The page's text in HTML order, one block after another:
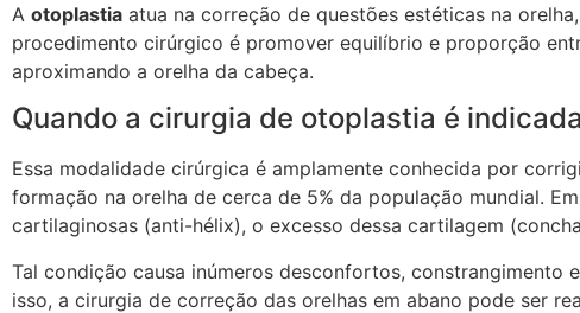
A otoplastia atua na correção de questões estéticas na
procedimento cirúrgico é promover equilíbrio e proporção
aproximando a orelha da cabeça.
Quando a cirurgia de otoplastia é
Essa modalidade cirúrgica é amplamente conhecida por
formação na orelha de cerca de 5% da população mundial.
cartilaginosas (anti-hélix), o excesso dessa cartilagem
Tal condição causa inúmeros desconfortos, constrangimento
isso, a cirurgia de correção das orelhas em abano pode ser